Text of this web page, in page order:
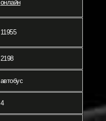
онлайн
11955
2198
автобус
4